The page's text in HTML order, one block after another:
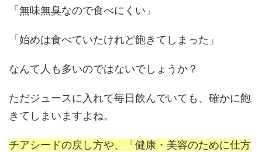
「無味無臭なので食べにくい」
「始めは食べていたけれど飽きてしまった」
なんて人も多いのではないでしょうか？
ただジュースに入れて毎日飲んでいても、確かに飽
きてしまいますよね。
チアシードの戻し方や、「健康・美容のために仕方